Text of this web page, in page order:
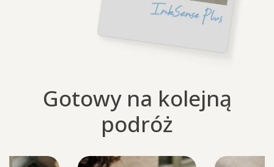
Gotowy na kolejną
podróż